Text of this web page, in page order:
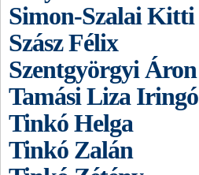
Simon-Szalai Kitti
Szász Félix
Szentgyörgyi Áron
Tamási Liza Iringó
Tinkó Helga
Tinkó Zalán